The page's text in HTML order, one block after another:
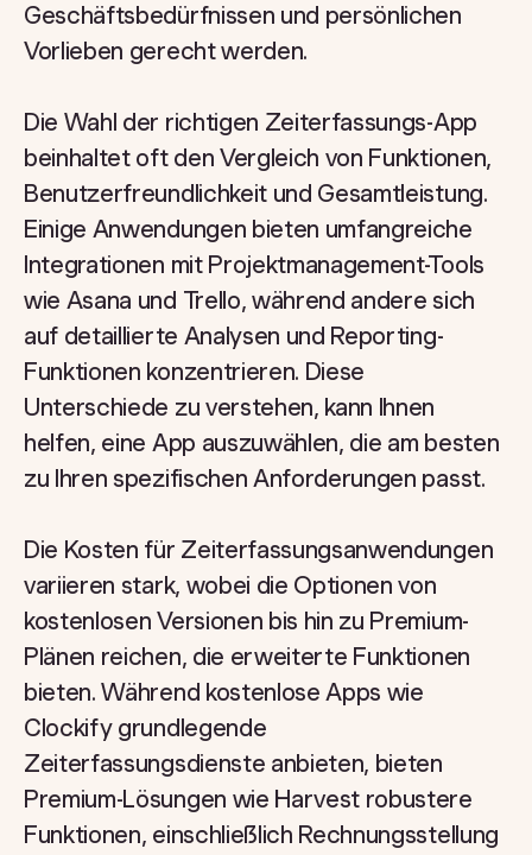
Geschäftsbedürfnissen und persönlichen
Vorlieben gerecht werden.
Die Wahl der richtigen Zeiterfassungs-App
beinhaltet oft den Vergleich von Funktionen,
Benutzerfreundlichkeit und Gesamtleistung.
Einige Anwendungen bieten umfangreiche
Integrationen mit Projektmanagement-Tools
wie Asana und Trello, während andere sich
auf detaillierte Analysen und Reporting-
Funktionen konzentrieren. Diese
Unterschiede zu verstehen, kann Ihnen
helfen, eine App auszuwählen, die am besten
zu Ihren spezifischen Anforderungen passt.
Die Kosten für Zeiterfassungsanwendungen
variieren stark, wobei die Optionen von
kostenlosen Versionen bis hin zu Premium-
Plänen reichen, die erweiterte Funktionen
bieten. Während kostenlose Apps wie
Clockify grundlegende
Zeiterfassungsdienste anbieten, bieten
Premium-Lösungen wie Harvest robustere
Funktionen, einschließlich Rechnungsstellung